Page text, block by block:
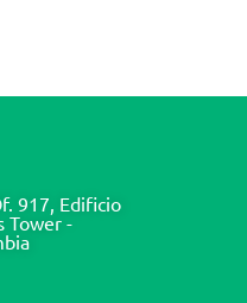
917, Edificio
Tower -